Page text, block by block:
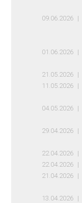
09.06.2026
01.06.2026
21.05.2026
11.05.2026
04.05.2026
29.04.2026
22.04.2026
22.04.2026
21.04.2026
13.04.2026